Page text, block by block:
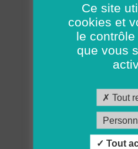
Joris,
L'ADMR recrute
Ce site
cookies et
le
que vous
Tout
Tout